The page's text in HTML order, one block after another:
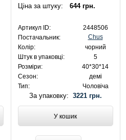
Ціна за штуку: 644 грн.
Артикул ID:
2448506
Постачальник:
Chus
Колір:
чорний
Штук в упаковці:
5
Розміри:
40*30*14
Сезон:
демі
Тип:
Чоловіча
За упаковку: 3221 грн.
У кошик